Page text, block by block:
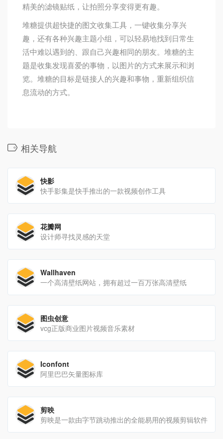
精美的滤镜贴纸，让拍照分享变得更有趣。
堆糖提供超快捷的图文收集工具，一键收集分享兴
趣，还有各种兴趣主题小组，可以轻易地找到日常生
活中难以遇到的、跟自己兴趣相同的朋友。堆糖的主
题是收集发现喜爱的事物，以图片的方式来展示和浏
览。堆糖的目标是链接人的兴趣和事物，重新组织信
息流动的方式。
相关导航
快影
快手影集是快手推出的一款视频创作工具
花瓣网
设计师寻找灵感的天堂
Wallhaven
一个高清壁纸网站，拥有超过一百万张高清壁纸
图虫创意
vcg正版商业图片视频音乐素材
Iconfont
阿里巴巴矢量图标库
剪映
剪映是一款由字节跳动推出的全能易用的视频剪辑软件